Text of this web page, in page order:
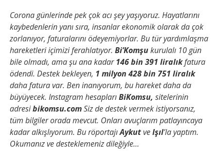
Corona günlerinde pek çok acı şey yaşıyoruz. Hayatlarını
kaybedenlerin yanı sıra, insanlar ekonomik olarak da çok
zorlanıyor, faturalarını ödeyemiyorlar. Bu tür yardımlaşma
hareketleri içimizi ferahlatıyor. Bi’Komşukurulalı 10 gün
bile olmadı, ama şu ana kadar146 bin 391 liralıkfatura
ödendi. Destek bekleyen, 1 milyon 428 bin 751 liralık
daha fatura var. Ben inanıyorum, bu hareket daha da
büyüyecek. Instagram hesaplarıBiKomsu, sitelerinin
adresibikomsu.comSiz de destek vermek istiyorsanız,
tüm bilgiler orada mevcut. Onları avuçlarım patlayıncaya
kadar alkışlıyorum. Bu röportajıAykutveIşıl’la yaptım.
Okumanız ve desteklemeniz dileğiyle…